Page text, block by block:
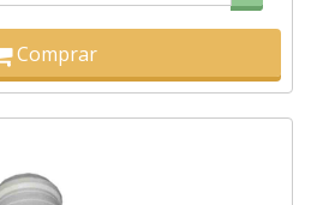
Comprar